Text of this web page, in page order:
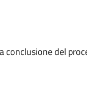
conclusione del